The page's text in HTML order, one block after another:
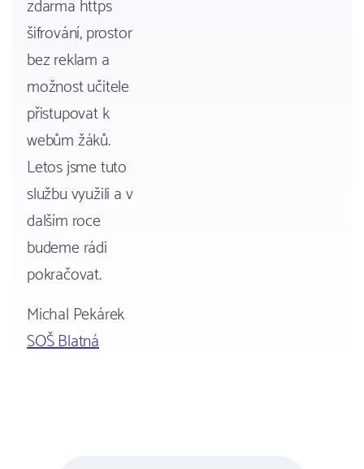
zdarma https
šifrování, prostor
bez reklam a
možnost učitele
přistupovat k
webům žáků.
Letos jsme tuto
službu využili a v
dalším roce
budeme rádi
pokračovat.
Michal Pekárek
SOŠ Blatná